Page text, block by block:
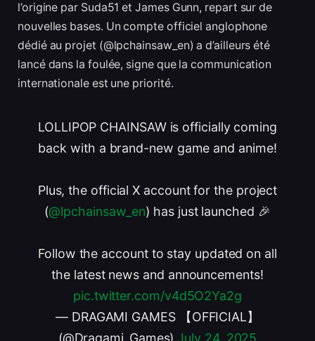
l’origine par Suda51 et James Gunn, repart sur de
nouvelles bases. Un compte officiel anglophone
dédié au projet (@lpchainsaw_en) a d’ailleurs été
lancé dans la foulée, signe que la communication
internationale est une priorité.
LOLLIPOP CHAINSAW is officially coming
back with a brand-new game and anime!
Plus, the official X account for the project
(@lpchainsaw_en) has just launched 🎉
Follow the account to stay updated on all
the latest news and announcements!
pic.twitter.com/v4d5O2Ya2g
— DRAGAMI GAMES 【OFFICIAL】
(@Dragami_Games) July 24, 2025